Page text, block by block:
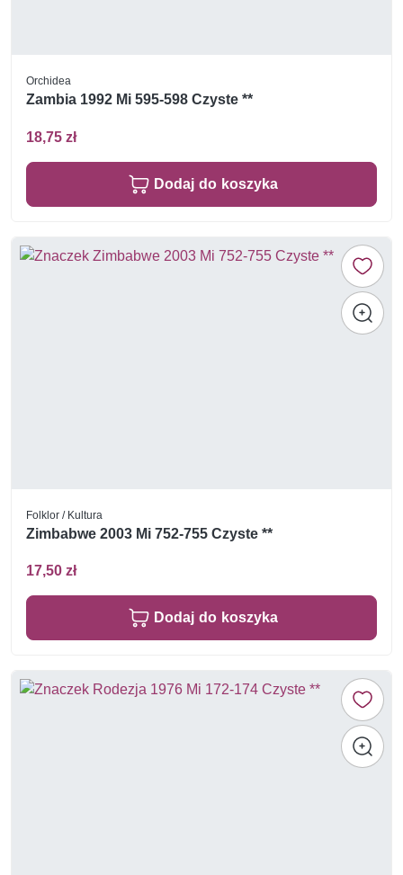
Orchidea
Zambia 1992 Mi 595-598 Czyste **
18,75 zł
Dodaj do koszyka
Folklor / Kultura
Zimbabwe 2003 Mi 752-755 Czyste **
17,50 zł
Dodaj do koszyka